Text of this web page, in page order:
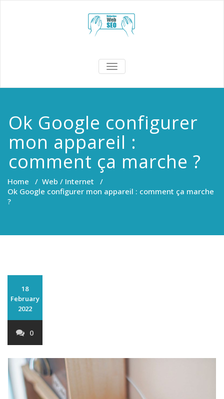
web-seo.fr
TOGGLE
NAVIGATION
Ok Google configurer
mon appareil :
comment ça marche ?
Home / Web / Internet /
Ok Google configurer mon appareil : comment ça marche
?
18
February
2022
0